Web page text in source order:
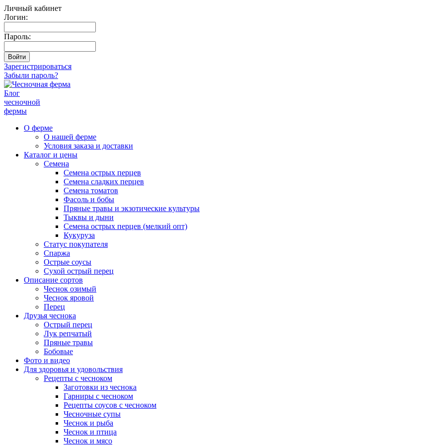
Личный кабинет
Логин:
Пароль:
Зарегистрироваться
Забыли пароль?
Блог
чесночной
фермы
О ферме
О нашей ферме
Условия заказа и доставки
Каталог и цены
Семена
Семена острых перцев
Семена сладких перцев
Семена томатов
Фасоль и бобы
Пряные травы и экзотические культуры
Тыквы и дыни
Семена острых перцев (мелкий опт)
Кукуруза
Статус покупателя
Спаржа
Острые соусы
Сухой острый перец
Описание сортов
Чеснок озимый
Чеснок яровой
Перец
Друзья чеснока
Острый перец
Лук репчатый
Пряные травы
Бобовые
Фото и видео
Для здоровья и удовольствия
Рецепты с чесноком
Заготовки из чеснока
Гарниры с чесноком
Рецепты соусов с чесноком
Чесночные супы
Чеснок и рыба
Чеснок и птица
Чеснок и мясо